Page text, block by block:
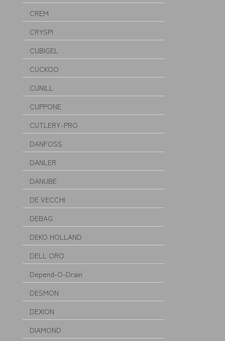
CREM
CRYSPI
CUBIGEL
CUCKOO
CUNILL
CUPPONE
CUTLERY-PRO
DANFOSS
DANLER
DANUBE
DE VECCHI
DEBAG
DEKO HOLLAND
DELL ORO
Depend-O-Drain
DESMON
DEXION
DIAMOND